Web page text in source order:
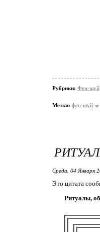
Рубрики: Фен-
Метки: фен-шуй
Среда, 04 Января
Это цитата
Ритуалы,